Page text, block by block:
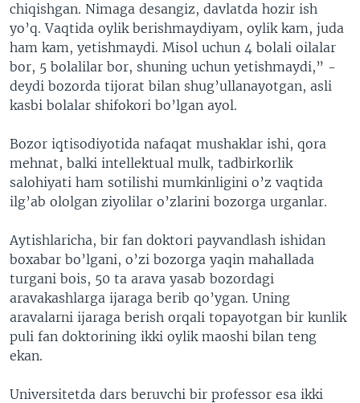
chiqishgan. Nimaga desangiz, davlatda hozir ish
yo’q. Vaqtida oylik berishmaydiyam, oylik kam, juda
ham kam, yetishmaydi. Misol uchun 4 bolali oilalar
bor, 5 bolalilar bor, shuning uchun yetishmaydi,” -
deydi bozorda tijorat bilan shug’ullanayotgan, asli
kasbi bolalar shifokori bo’lgan ayol.
Bozor iqtisodiyotida nafaqat mushaklar ishi, qora
mehnat, balki intellektual mulk, tadbirkorlik
salohiyati ham sotilishi mumkinligini o’z vaqtida
ilg’ab ololgan ziyolilar o’zlarini bozorga urganlar.
Aytishlaricha, bir fan doktori payvandlash ishidan
boxabar bo’lgani, o’zi bozorga yaqin mahallada
turgani bois, 50 ta arava yasab bozordagi
aravakashlarga ijaraga berib qo’ygan. Uning
aravalarni ijaraga berish orqali topayotgan bir kunlik
puli fan doktorining ikki oylik maoshi bilan teng
ekan.
Universitetda dars beruvchi bir professor esa ikki